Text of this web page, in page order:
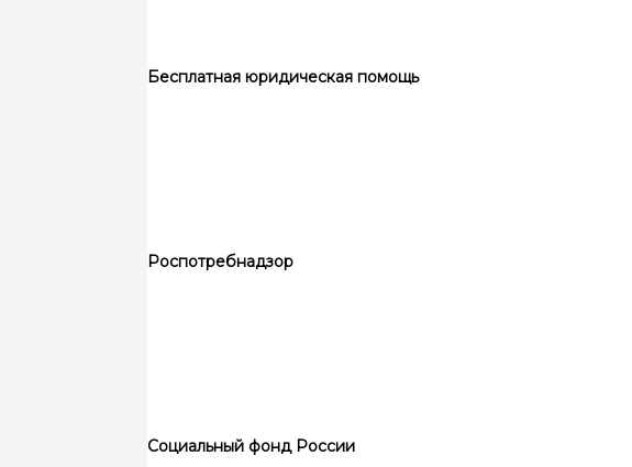
Бесплатная юридическая помощь
Роспотребнадзор
Социальный фонд России